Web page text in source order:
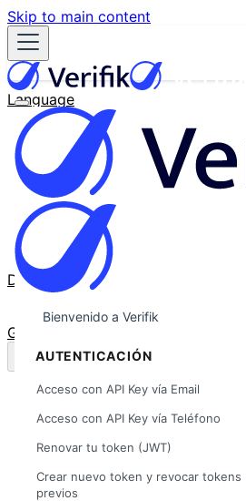
Skip to main content
Language
English
Español
Français
Português
한국어
日本語
中文
Docs
GitHub
Bienvenido a Verifik
AUTENTICACIÓN
Acceso con API Key vía Email
Acceso con API Key vía Teléfono
Renovar tu token (JWT)
Crear nuevo token y revocar tokens
previos